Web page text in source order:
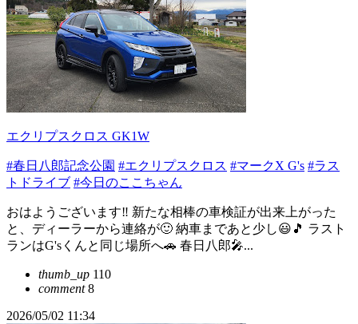
エクリプスクロス GK1W
#春日八郎記念公園 #エクリプスクロス #マークX G's #ラス
トドライブ #今日のここちゃん
おはようございます‼️ 新たな相棒の車検証が出来上がった
と、ディーラーから連絡が🙂 納車まであと少し😃🎵 ラスト
ランはG'sくんと同じ場所へ🚗 春日八郎🎤...
thumb_up 110
comment8
2026/05/02 11:34